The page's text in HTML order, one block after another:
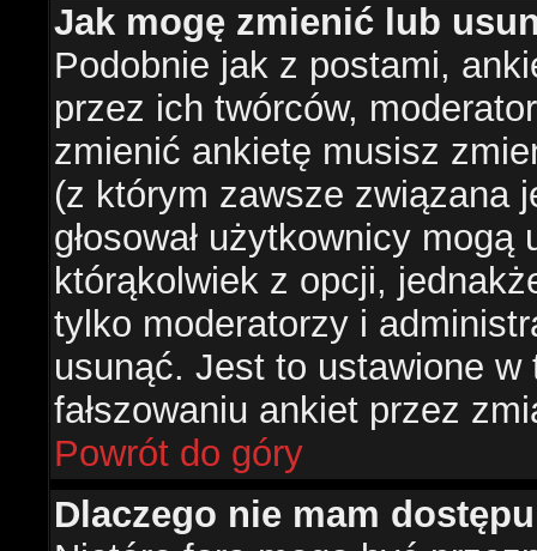
Jak mogę zmienić lub
Podobnie jak z postami,
przez ich twórców,
zmienić ankietę musisz
(z którym zawsze związana
głosował użytkownicy
którąkolwiek z opcji,
tylko moderatorzy i
usunąć. Jest to ustawione
fałszowaniu ankiet przez
Powrót do góry
Dlaczego nie mam